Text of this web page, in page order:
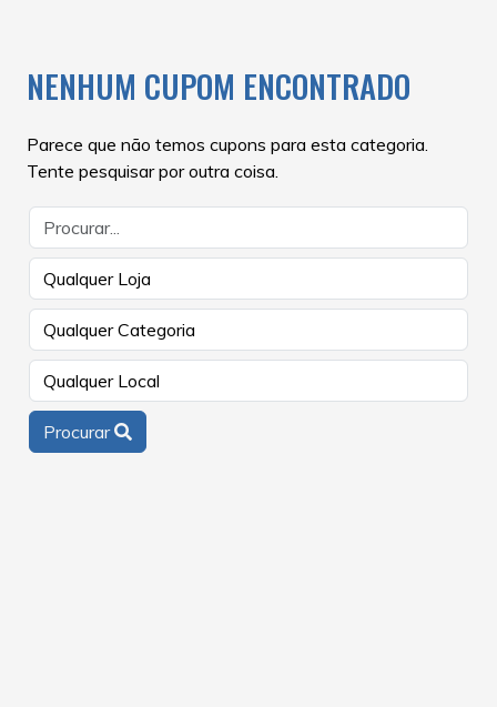
NENHUM CUPOM ENCONTRADO
Parece que não temos cupons para esta categoria.
Tente pesquisar por outra coisa.
Procurar